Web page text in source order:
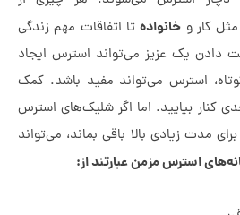
وخانوادهتا اتفاقات مهم زندگی
یک عزیز می‌تواند استرس ایجاد
می‌تواند مفید باشد. کمک
اما اگر شلیک‌های استرس
بالا باقی بماند، می‌تواند
مزمن عبارتند از: